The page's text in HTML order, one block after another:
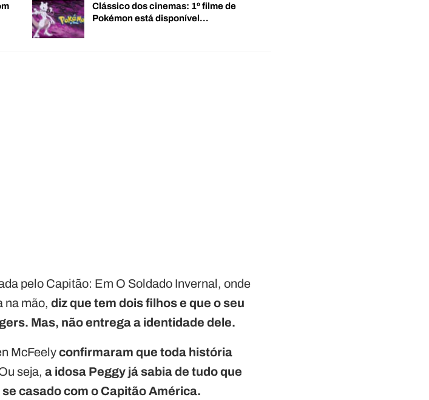
Clássico dos cinemas: 1º filme de
Pokémon está disponível…
pelo Capitão: Em O Soldado Invernal, onde
na mão,diz que tem dois filhos e que o seu
Mas, não entrega a identidade dele.
McFeelyconfirmaram que toda história
seja,a idosa Peggy já sabia de tudo que
casado com o Capitão América.